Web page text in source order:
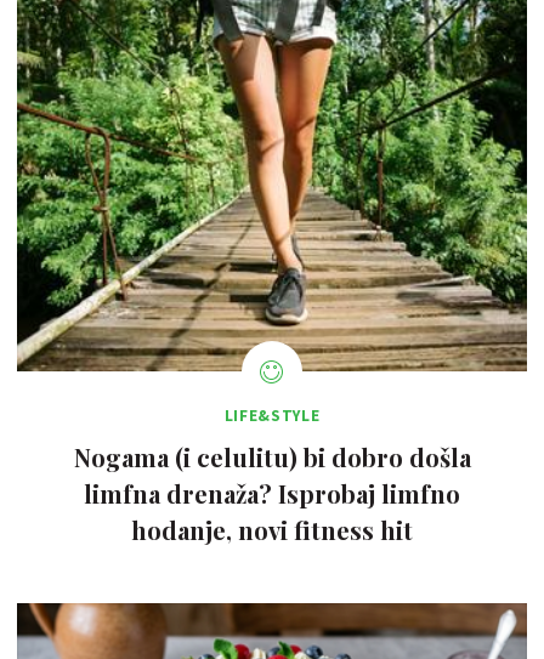
LIFE&STYLE
Nogama (i celulitu) bi dobro došla
limfna drenaža? Isprobaj limfno
hodanje, novi fitness hit